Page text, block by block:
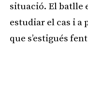
situació. El batlle
estudiar el cas i a
que s’estigués